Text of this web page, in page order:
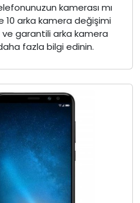
kamerası mı
10 arka kamera değişimi
garantili arka kamera
fazla bilgi edinin.